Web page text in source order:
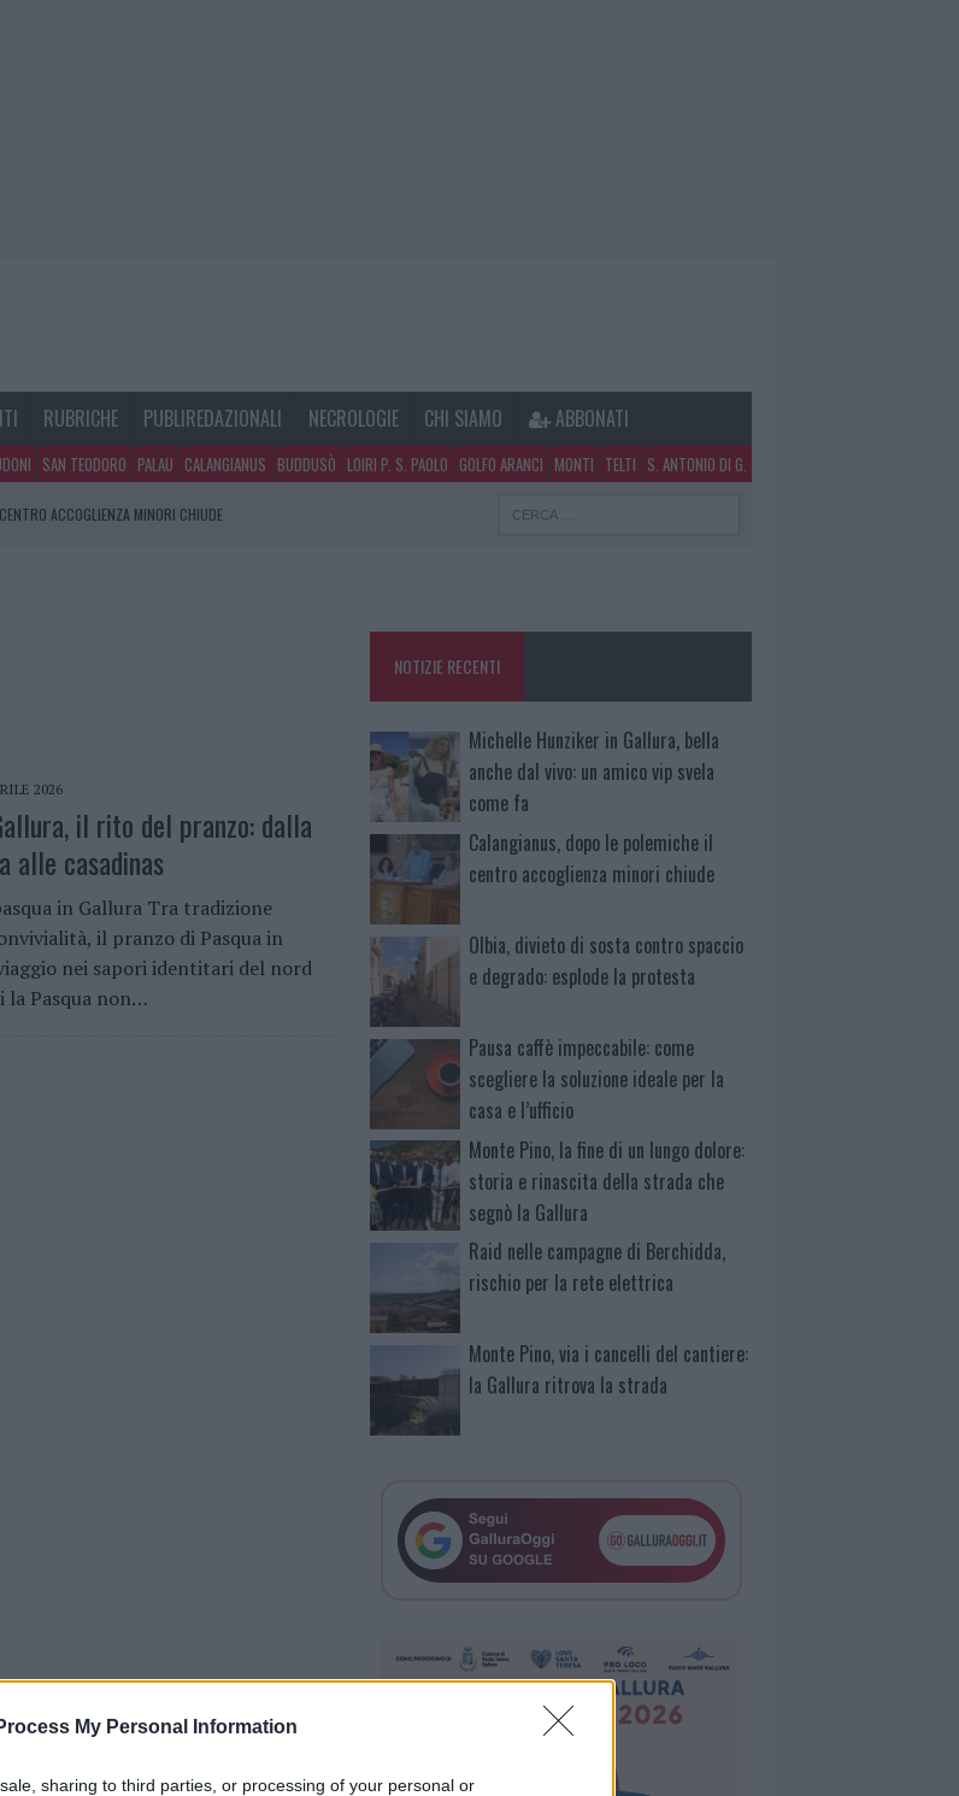
My Personal Information
sharing to third parties, or processing of your personal or
RUBRICHE PUBLIREDAZIONALI NECROLOGIE CHI SIAMO ABBONATI
SAN TEODORO PALAU CALANGIANUS BUDDUSÒ LOIRI P. S. PAOLO GOLFO ARANCI MONTI TELTI S. ANTONIO DI G.
ACCOGLIENZA MINORI CHIUDE
DELLA STRADA CHE SEGNÒ LA GALLURA
2026
il rito del pranzo: dalla
alle casadinas
in Gallura Tra tradizione
il pranzo di Pasqua in
nei sapori identitari del nord
la Pasqua non…
NOTIZIE RECENTI
Michelle Hunziker in Gallura, bella
anche dal vivo: un amico vip svela
come fa
Calangianus, dopo le polemiche il
centro accoglienza minori chiude
Olbia, divieto di sosta contro spaccio
e degrado: esplode la protesta
Pausa caffè impeccabile: come
scegliere la soluzione ideale per la
casa e l’ufficio
Monte Pino, la fine di un lungo dolore:
storia e rinascita della strada che
segnò la Gallura
Raid nelle campagne di Berchidda,
rischio per la rete elettrica
Monte Pino, via i cancelli del cantiere:
la Gallura ritrova la strada